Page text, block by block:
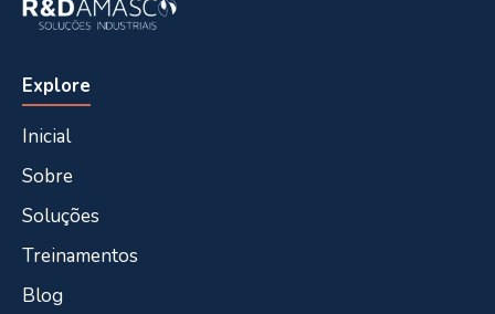
Explore
Inicial
Sobre
Soluções
Treinamentos
Blog